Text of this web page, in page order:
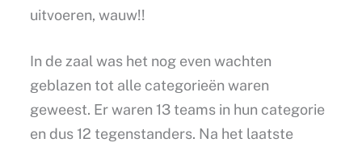
uitvoeren, wauw!!
In de zaal was het nog even wachten
geblazen tot alle categorieën waren
geweest. Er waren 13 teams in hun categorie
en dus 12 tegenstanders. Na het laatste